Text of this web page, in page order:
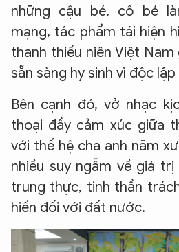
những cậu bé, cô bé
mạng, tác phẩm tái hiện
thanh thiếu niên Việt
sẵn sàng hy sinh vì độc
Bên cạnh đó, vở nhạc
thoại đầy cảm xúc giữa
với thế hệ cha anh năm
nhiều suy ngẫm về giá
trung thực, tinh thần
hiến đối với đất nước.